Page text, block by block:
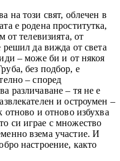
на този свят, облечен в
е родена проститутка,
от телевизията, от
решил да вижда от света
– може би и от някоя
без подбор, е
– според
различаване – тя не е
и остроумен –
отново и отново избухва
си играе с множество
взема участие. И
настроение, както